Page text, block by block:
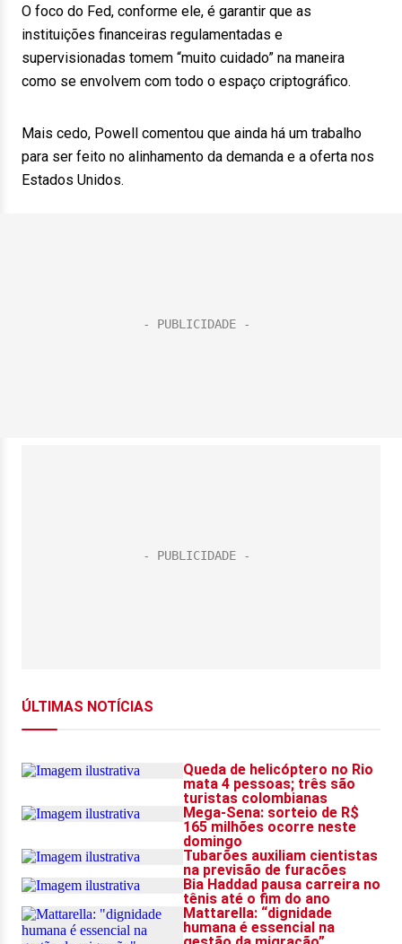
O foco do Fed, conforme ele, é garantir que as
instituições financeiras regulamentadas e
supervisionadas tomem “muito cuidado” na maneira
como se envolvem com todo o espaço criptográfico.
Mais cedo, Powell comentou que ainda há um trabalho
para ser feito no alinhamento da demanda e a oferta nos
Estados Unidos.